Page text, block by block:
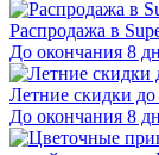
Распродажа в
До окончания 8
Летние скидки до
До окончания 8